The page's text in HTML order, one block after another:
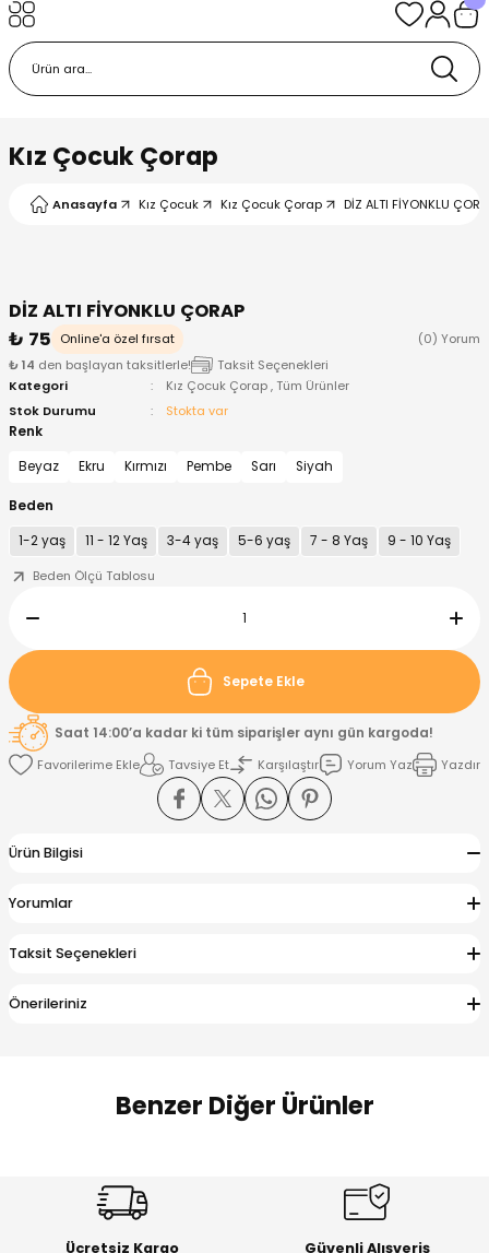
Kız Çocuk Çorap
Anasayfa Kız Çocuk Kız Çocuk Çorap DİZ ALTI FİYONKLU
DİZ ALTI FİYONKLU ÇORAP
₺ 75
Online'a özel fırsat
(0) Yorum
₺ 14 den başlayan taksitlerle!
Taksit Seçenekleri
Kategori
Kız Çocuk Çorap ,Tüm Ürünler
Stok Durumu
Stokta var
Renk
Beyaz
Ekru Kırmızı Pembe Sarı Siyah
Beden
1-2 yaş
11 - 12 Yaş 3-4 yaş 5-6 yaş 7 - 8 Yaş
9 - 10 Yaş
Beden Ölçü Tablosu
Sepete Ekle
Saat 14:00’a kadar ki tüm siparişler aynı gün kargoda!
Tavsiye Et
Karşılaştır Yorum Yaz Yazdır
Ürün Bilgisi
Yorumlar
Taksit Seçenekleri
Önerileriniz
Benzer Diğer Ürünler
Bambu Kilotlu Çorap Bambu Kilotlu Çorap
Ücretsiz Kargo Güvenli Alışveriş
Takımı
Alt
Elbise
Alt
Body
Çıkışı ve Zıbın Seti
Takımı
Bere ve Eldiven
Body
ve Patik
Çıkışı ve Zıbın Seti
Takımı
shirt
Alt
Ürünleri